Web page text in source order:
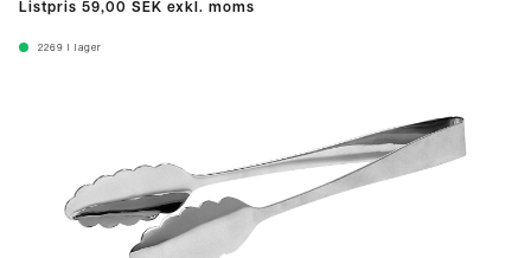
Listpris 59,00 SEK exkl. moms
2269 I lager